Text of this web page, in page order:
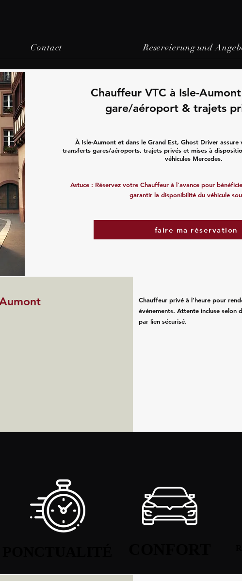
Contact Reservierung und
Chauffeur VTC à Isle-
gare/aéroport & trajets
À Isle-Aumont et dans le Grand Est, Ghost Driver
transferts gares/aéroports, trajets privés et mises à
véhicules Mercedes.
Astuce : Réservez votre Chauffeur à l'avance pour
garantir la disponibilité du véhicule
faire ma réservation
Chauffeur privé à l’heure pour
événements. Attente incluse selon
par lien sécurisé.